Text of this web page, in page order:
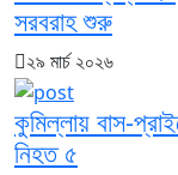
সরবরাহ শুরু
২৯ মার্চ ২০২৬
কুমিল্লায় বাস-
নিহত ৫